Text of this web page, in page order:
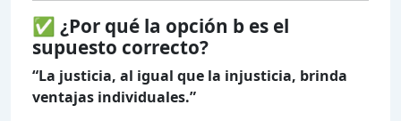
✅ ¿Por qué la opción b es el
supuesto correcto?
“La justicia, al igual que la injusticia, brinda
ventajas individuales.”